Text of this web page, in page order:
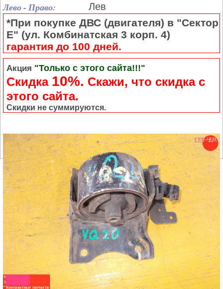
Лево - Право: Лев
*При покупке ДВС (двигателя) в "Сектор
Е" (ул. Комбинатская 3 корп. 4)
гарантия до 100 дней.
Акция "Только с этого сайта!!!"
Скидка 10%. Cкажи, что скидка с
этого сайта.
Скидки не суммируются.